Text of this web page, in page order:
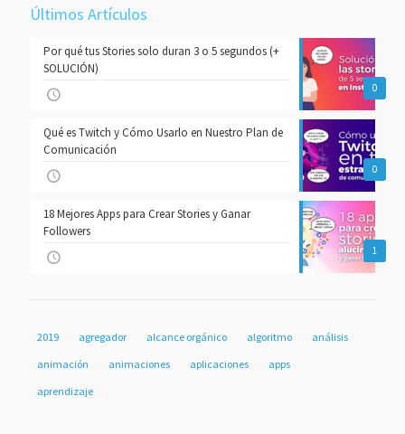
Últimos Artículos
0
Por qué tus Stories solo duran 3 o 5 segundos (+
SOLUCIÓN)
0
Qué es Twitch y Cómo Usarlo en Nuestro Plan de
Comunicación
1
18 Mejores Apps para Crear Stories y Ganar
Followers
2019 agregador alcance orgánico algoritmo
análisis
animación
animaciones aplicaciones
apps
aprendizaje